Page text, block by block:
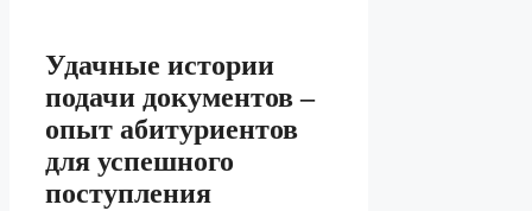
Удачные истории
подачи документов –
опыт абитуриентов
для успешного
поступления